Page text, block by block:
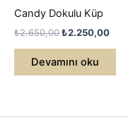
Candy Dokulu Küp
₺2.650,00Orijinal
₺2.650,00.
₺2.250,00Şu
Devamını oku